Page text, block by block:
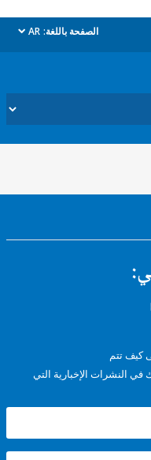
الصفحة باللغة: AR
dropdown
الإخبارية التي